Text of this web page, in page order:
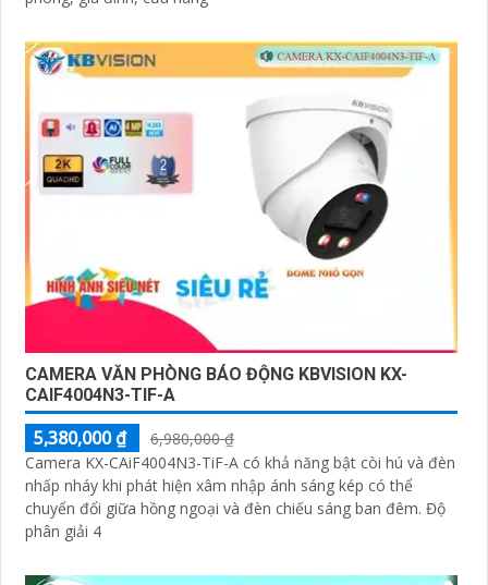
CAMERA VĂN PHÒNG BÁO ĐỘNG KBVISION KX-
CAIF4004N3-TIF-A
5,380,000 ₫
6,980,000 ₫
Camera KX-CAiF4004N3-TiF-A có khả năng bật còi hú và đèn
nhấp nháy khi phát hiện xâm nhập ánh sáng kép có thể
chuyển đổi giữa hồng ngoại và đèn chiếu sáng ban đêm. Độ
phân giải 4